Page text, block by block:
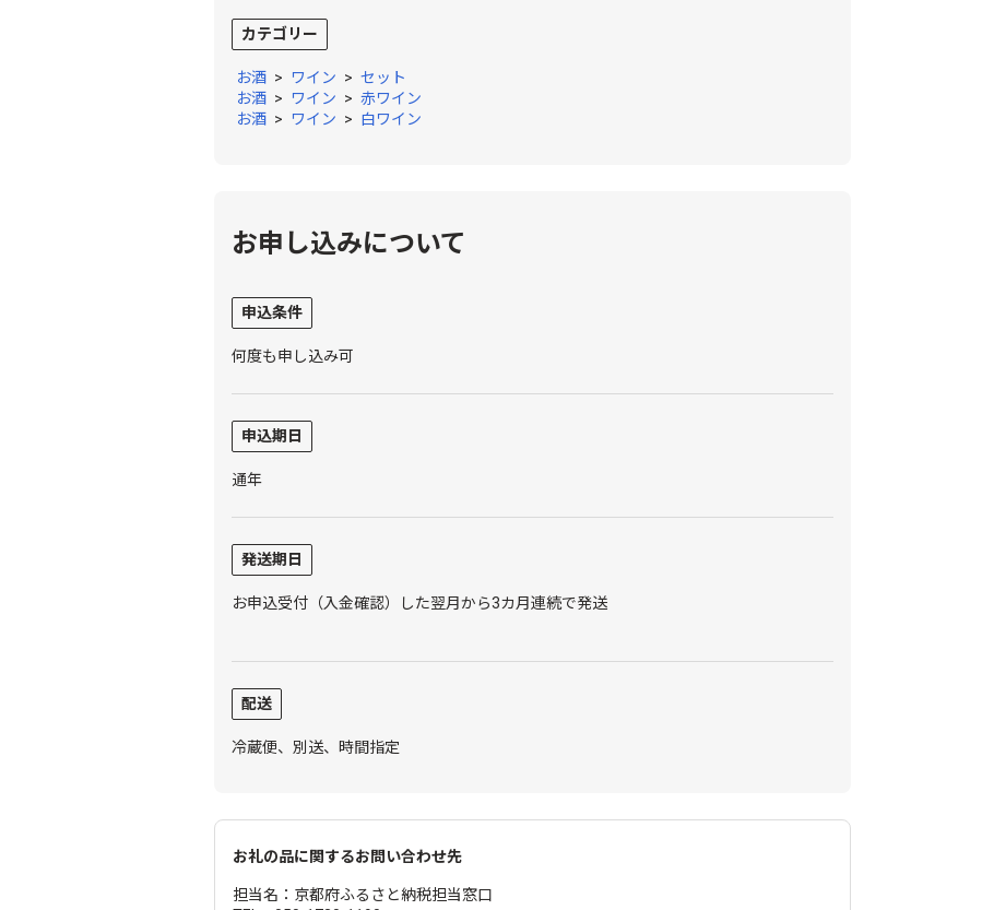
カテゴリー
お酒 > ワイン > セット
お酒 > ワイン > 赤ワイン
お酒 > ワイン > 白ワイン
お申し込みについて
申込条件
何度も申し込み可
申込期日
通年
発送期日
お申込受付（入金確認）した翌月から3カ月連続で発送
配送
冷蔵便、別送、時間指定
お礼の品に関するお問い合わせ先
担当名：京都府ふるさと納税担当窓口